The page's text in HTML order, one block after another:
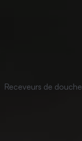
Receveurs de douche